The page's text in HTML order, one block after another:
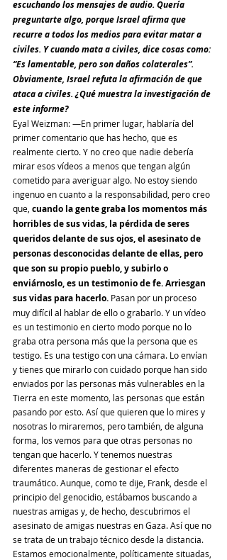
escuchando los mensajes de audio. Quería
preguntarte algo, porque Israel afirma que
recurre a todos los medios para evitar matar a
civiles. Y cuando mata a civiles, dice cosas como:
“Es lamentable, pero son daños colaterales”.
Obviamente, Israel refuta la afirmación de que
ataca a civiles. ¿Qué muestra la investigación de
este informe?
Eyal Weizman: ―En primer lugar, hablaría del
primer comentario que has hecho, que es
realmente cierto. Y no creo que nadie debería
mirar esos vídeos a menos que tengan algún
cometido para averiguar algo. No estoy siendo
ingenuo en cuanto a la responsabilidad, pero creo
que, cuando la gente graba los momentos más
horribles de sus vidas, la pérdida de seres
queridos delante de sus ojos, el asesinato de
personas desconocidas delante de ellas, pero
que son su propio pueblo, y subirlo o
enviárnoslo, es un testimonio de fe. Arriesgan
sus vidas para hacerlo. Pasan por un proceso
muy difícil al hablar de ello o grabarlo. Y un vídeo
es un testimonio en cierto modo porque no lo
graba otra persona más que la persona que es
testigo. Es una testigo con una cámara. Lo envían
y tienes que mirarlo con cuidado porque han sido
enviados por las personas más vulnerables en la
Tierra en este momento, las personas que están
pasando por esto. Así que quieren que lo mires y
nosotras lo miraremos, pero también, de alguna
forma, los vemos para que otras personas no
tengan que hacerlo. Y tenemos nuestras
diferentes maneras de gestionar el efecto
traumático. Aunque, como te dije, Frank, desde el
principio del genocidio, estábamos buscando a
nuestras amigas y, de hecho, descubrimos el
asesinato de amigas nuestras en Gaza. Así que no
se trata de un trabajo técnico desde la distancia.
Estamos emocionalmente, políticamente situadas,